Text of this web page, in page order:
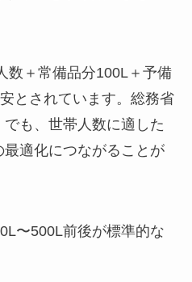
数＋常備品分100L＋予備
とされています。総務省
も、世帯人数に適した
適化につながることが
〜500L前後が標準的な